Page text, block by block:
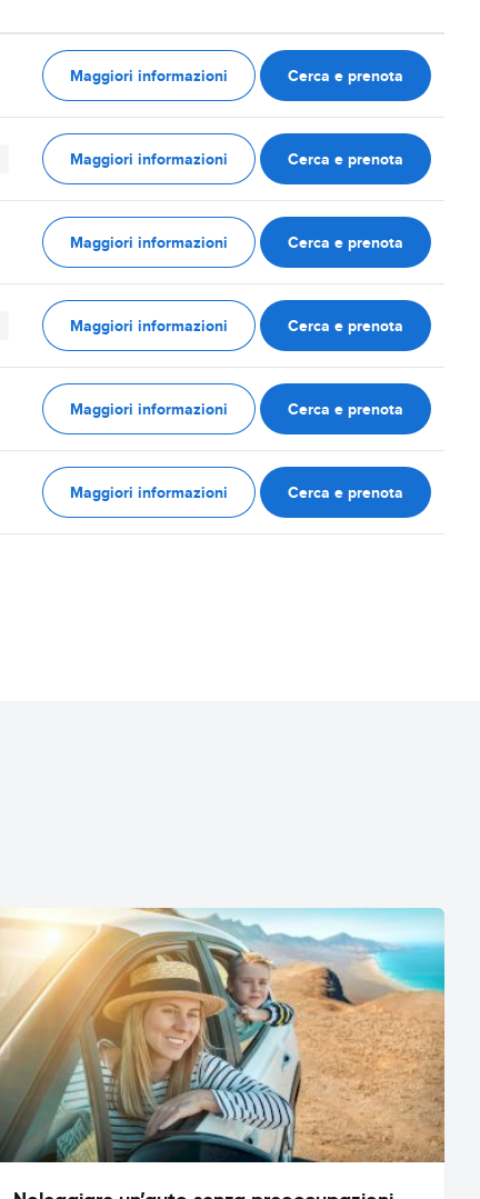
Maggiori informazioni Cerca e prenota
Maggiori informazioni Cerca e prenota
Maggiori informazioni Cerca e prenota
Maggiori informazioni Cerca e prenota
Maggiori informazioni Cerca e prenota
Maggiori informazioni Cerca e prenota